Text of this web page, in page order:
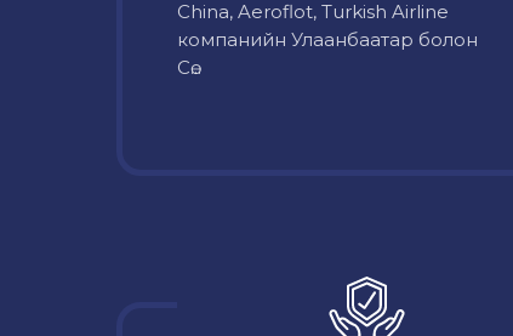
China, Aeroflot, Turkish Airline
компанийн Улаанбаатар болон
Сө...